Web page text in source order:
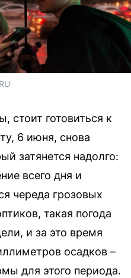
стоит готовиться к
6 июня, снова
затянется надолго:
всего дня и
череда грозовых
такая погода
и за это время
осадков –
для этого периода.